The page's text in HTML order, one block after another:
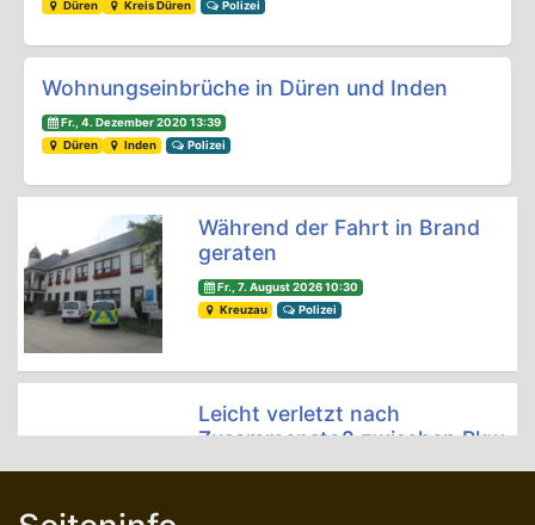
Düren
Kreis Düren Polizei
Wohnungseinbrüche in Düren und Inden
Fr., 4. Dezember 2020 13:39
Düren
Inden Polizei
Während der Fahrt in Brand
geraten
Fr., 7. August 2026 10:30
Kreuzau
Polizei
Leicht verletzt nach
Zusammenstoß zwischen Pkw